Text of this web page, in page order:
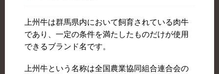
上州牛は群馬県内において飼育されている肉牛
であり、一定の条件を満たしたものだけが使用
できるブランド名です。
上州牛という名称は全国農業協同組合連合会の